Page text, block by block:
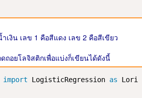
งิน เลข 1 คือสีแดง เลข 2 คือสีเขียว
ถอยโลจิสติกเพื่อแบ่งก็เขียนได้ดังนี้
import LogisticRegression as Lori